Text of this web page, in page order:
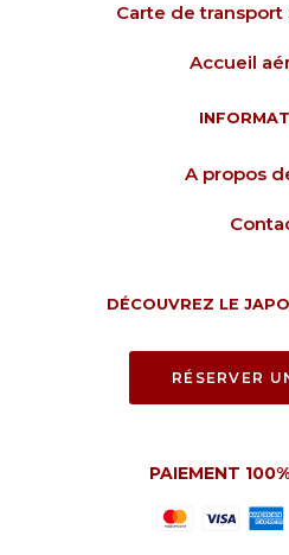
Carte de transport
Accueil
A propos
DÉCOUVREZ LE
RÉSERVER
PAIEMENT